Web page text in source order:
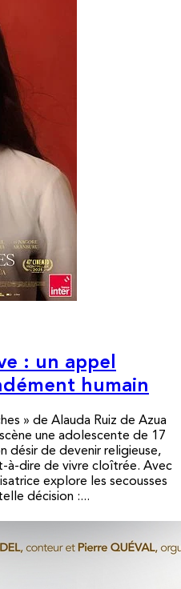
: un appel
humain
» de Alauda Ruiz de Azua
une adolescente de 17
désir de devenir religieuse,
à-dire de vivre cloîtrée. Avec
explore les secousses
décision :...